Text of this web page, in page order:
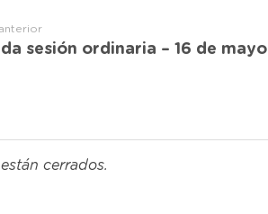
sesión ordinaria – 16 de mayo
cerrados.